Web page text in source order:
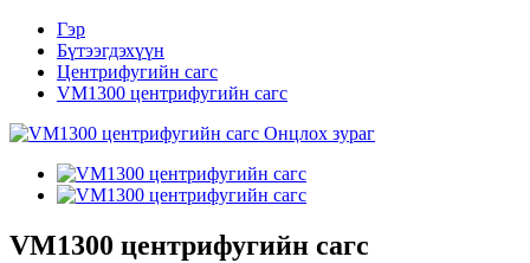
Гэр
Бүтээгдэхүүн
Центрифугийн сагс
VM1300 центрифугийн сагс
VM1300 центрифугийн сагс